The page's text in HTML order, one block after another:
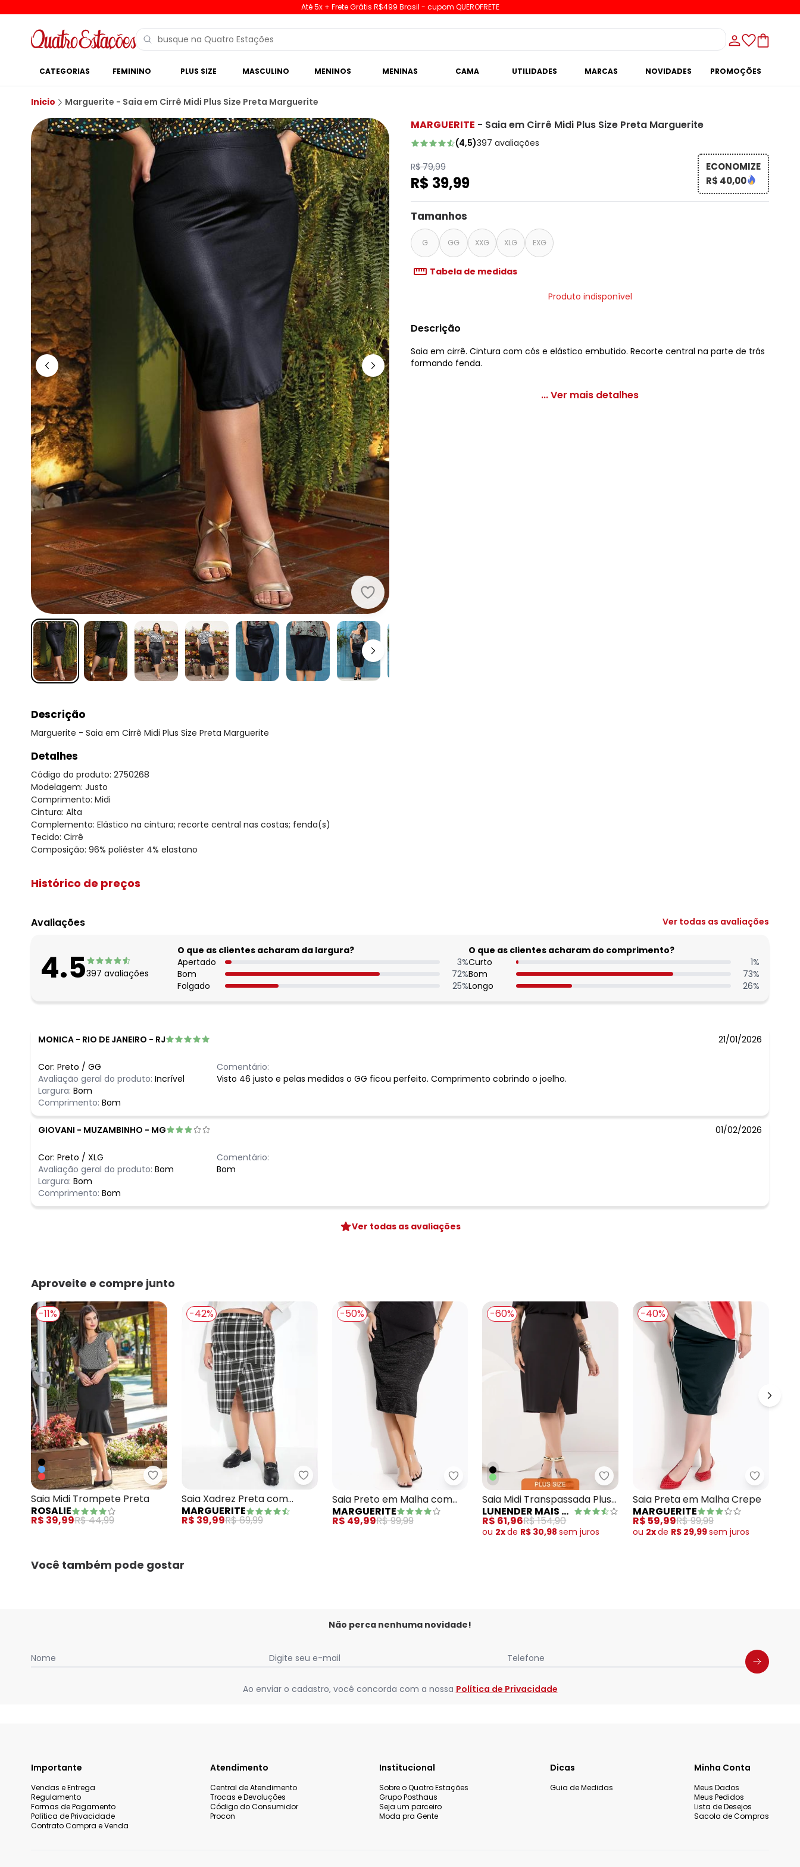
Até 5x + Frete Grátis R$499 Brasil - cupom QUEROFRETE
CATEGORIAS FEMININO PLUS SIZE MASCULINO MENINOS MENINAS CAMA UTILIDADES MARCAS NOVIDADES PROMOÇÕES
Inicio Marguerite - Saia em Cirrê Midi Plus Size Preta Marguerite
Marguerite - Saia em Cirrê Midi Plus Size Preta Marguerite
MARGUERITE - Saia em Cirrê Midi Plus Size Preta Marguerite
(4,5)397 avaliações
R$ 79,99
R$ 39,99
ECONOMIZE
R$ 40,00
Tamanhos
G GG XXG XLG EXG
Tabela de medidas
Produto indisponível
Descrição
Saia em cirrê. Cintura com cós e elástico embutido. Recorte central na parte de trás
formando fenda.
... Ver mais detalhes
Descrição
Marguerite - Saia em Cirrê Midi Plus Size Preta Marguerite
Detalhes
Código do produto: 2750268
Modelagem: Justo
Comprimento: Midi
Cintura: Alta
Complemento: Elástico na cintura; recorte central nas costas; fenda(s)
Tecido: Cirrê
Composição: 96% poliéster 4% elastano
Histórico de preços
agosto/2026
N/D*
maio/2026 N/D*
abril/2026 N/D*
N/D*
fevereiro/2026 N/D*
Avaliações Ver todas as avaliações
4.5397 avaliações
O que as clientes acharam da largura?
Apertado
3%
Bom
72%
Folgado
25%
O que as clientes acharam do comprimento?
Curto
1%
Bom
73%
Longo
26%
MONICA - RIO DE JANEIRO - RJ 21/01/2026
Cor: Preto / GG
Avaliação geral do produto: Incrível
Largura: Bom
Comprimento: Bom
Comentário:
Visto 46 justo e pelas medidas o GG ficou perfeito. Comprimento cobrindo o joelho.
GIOVANI - MUZAMBINHO - MG 01/02/2026
Cor: Preto / XLG
Avaliação geral do produto: Bom
Largura: Bom
Comprimento: Bom
Comentário:
Bom
Ver todas as avaliações
Aproveite e compre junto
-11%
Rosalie - Saia Midi Trompete Preta
Saia Midi Trompete Preta
ROSALIE
R$ 39,99R$ 44,99
-42%
Marguerite - Saia Xadrez Preta com Fenda na Frente Plus Size
Saia Xadrez Preta com
Fenda na Frente Plus Size
MARGUERITE
R$ 39,99R$ 69,99
-50%
Marguerite - Saia Preto em Malha com Lurex
Saia Preto em Malha com
Lurex
MARGUERITE
R$ 49,99R$ 99,99
-60%
Lunender Mais Mulher - Saia Midi
Saia Midi Transpassada Plus
Size Diagonal Preto
LUNENDER MAIS MULHER
R$ 61,96R$ 154,90
ou 2xde R$ 30,98semjuros
-40%
Saia Preta em Malha Crepe
MARGUERITE
R$ 59,99R$ 99,99
ou 2xde R$ 29,99semjuros
Você também pode gostar
Não perca nenhuma novidade!
Nome Digite seu e-mail Telefone
Ao enviar o cadastro, você concorda com a nossa Política de Privacidade
Importante
Vendas e Entrega
Regulamento
Formas de Pagamento
Política de Privacidade
Contrato Compra e Venda
Atendimento
Central de Atendimento
Trocas e Devoluções
Código do Consumidor
Procon
Institucional
Sobre o Quatro Estações
Grupo Posthaus
Seja um parceiro
Moda pra Gente
Dicas
Guia de Medidas
Minha Conta
Meus Dados
Meus Pedidos
Lista de Desejos
Sacola de Compras
Telefone
Privacidade